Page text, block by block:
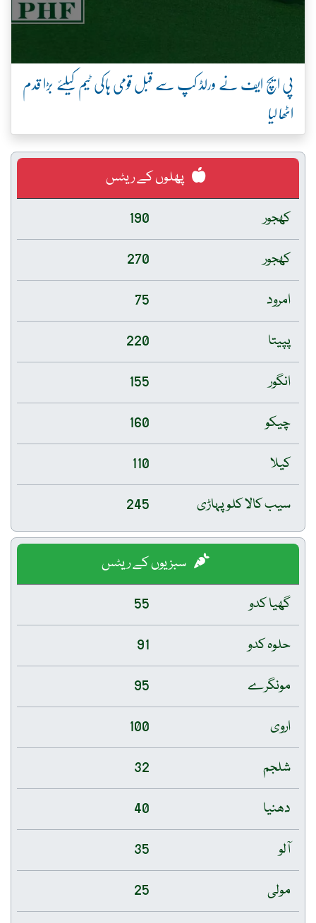
پی ایچ ایف نے ورلڈ کپ سے قبل قومی ہاکی ٹیم کیلئے بڑا قدم
اٹھا لیا
پھلوں کے ریٹس
کھجور
190
کھجور
270
امرود
75
پپیتا
220
انگور
155
چیکو
160
کیلا
110
سیب کالا کلو پہاڑی
245
سبزیوں کے ریٹس
گھیا کدو
55
حلوہ کدو
91
مونگرے
95
اروی
100
شلجم
32
دھنیا
40
آلو
35
مولی
25